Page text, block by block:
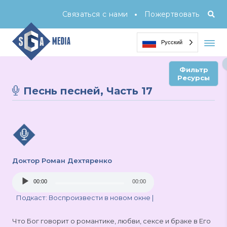
Связаться с нами • Пожертвовать
Русский
Фильтр
Ресурсы
Песнь песней, Часть 17
Доктор Роман Дехтяренко
Audio
00:00 00:00
Подкаст: Воспроизвести в новом окне |
Что Бог говорит о романтике, любви, сексе и браке в Его